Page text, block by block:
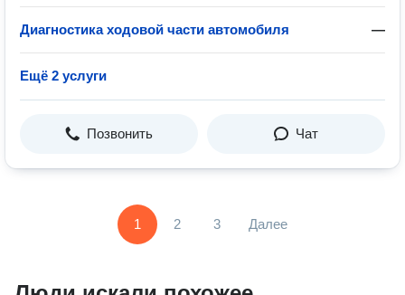
Диагностика ходовой части автомобиля —
Ещё 2 услуги
Позвонить Чат
1 2 3 Далее